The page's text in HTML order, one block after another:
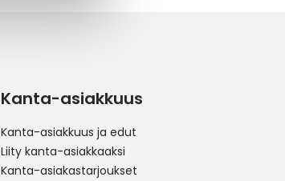
Kanta-asiakkuus
Kanta-asiakkuus ja edut
Liity kanta-asiakkaaksi
Kanta-asiakastarjoukset